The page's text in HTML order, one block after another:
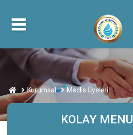
Kurumsal Meclis Üyeleri
KOLAY MENU